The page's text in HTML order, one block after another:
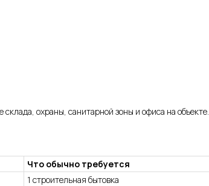
охраны, санитарной зоны и офиса на объекте.
Что обычно требуется
1 строительная бытовка